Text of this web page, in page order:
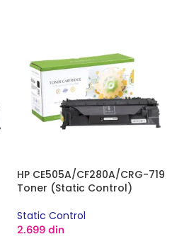
HP CE505A/CF280A/CRG-719
Toner (Static Control)
Static Control
2.699 din